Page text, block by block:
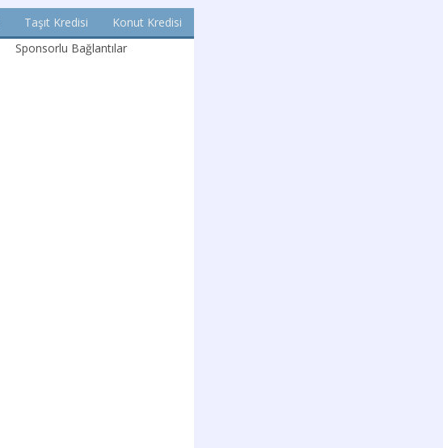
Taşıt Kredisi
Konut Kredisi
Sponsorlu Bağlantılar